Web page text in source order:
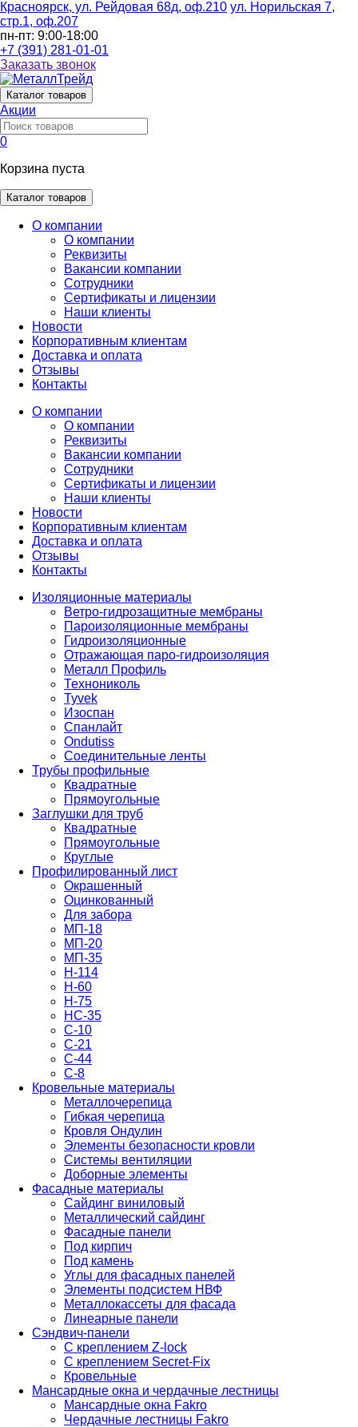
Красноярск, ул. Рейдовая 68д, оф.210 ул. Норильская 7,
стр.1, оф.207
пн-пт: 9:00-18:00
+7 (391) 281-01-01
Заказать звонок
Каталог товаров
Акции
0
Корзина пуста
Каталог товаров
О компании
О компании
Реквизиты
Вакансии компании
Сотрудники
Сертификаты и лицензии
Наши клиенты
Новости
Корпоративным клиентам
Доставка и оплата
Отзывы
Контакты
О компании
О компании
Реквизиты
Вакансии компании
Сотрудники
Сертификаты и лицензии
Наши клиенты
Новости
Корпоративным клиентам
Доставка и оплата
Отзывы
Контакты
Изоляционные материалы
Ветро-гидрозащитные мембраны
Пароизоляционные мембраны
Гидроизоляционные
Отражающая паро-гидроизоляция
Металл Профиль
Технониколь
Tyvek
Изоспан
Спанлайт
Ondutiss
Соединительные ленты
Трубы профильные
Квадратные
Прямоугольные
Заглушки для труб
Квадратные
Прямоугольные
Круглые
Профилированный лист
Окрашенный
Оцинкованный
Для забора
МП-18
МП-20
МП-35
Н-114
Н-60
Н-75
НС-35
С-10
С-21
С-44
С-8
Кровельные материалы
Металлочерепица
Гибкая черепица
Кровля Ондулин
Элементы безопасности кровли
Системы вентиляции
Доборные элементы
Фасадные материалы
Сайдинг виниловый
Металлический сайдинг
Фасадные панели
Под кирпич
Под камень
Углы для фасадных панелей
Элементы подсистем НВФ
Металлокассеты для фасада
Линеарные панели
Сэндвич-панели
С креплением Z-lock
С креплением Secret-Fix
Кровельные
Мансардные окна и чердачные лестницы
Мансардные окна Fakro
Чердачные лестницы Fakro